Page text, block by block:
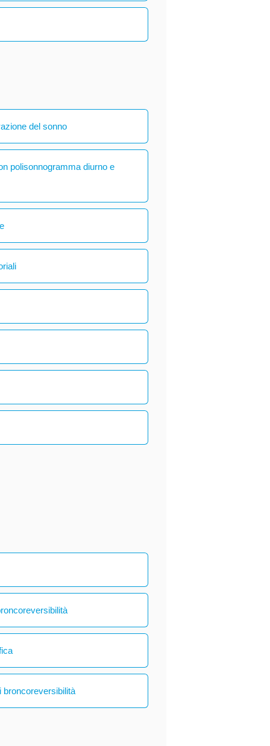
del sonno
polisonnogramma diurno e
broncoreversibilità